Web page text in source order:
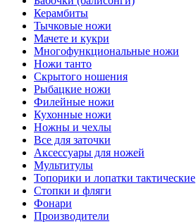
Керамбиты
Тычковые ножи
Мачете и кукри
Многофункциональные ножи
Ножи танто
Скрытого ношения
Рыбацкие ножи
Филейные ножи
Кухонные ножи
Ножны и чехлы
Все для заточки
Аксессуары для ножей
Мультитулы
Топорики и лопатки тактические
Стопки и фляги
Фонари
Производители